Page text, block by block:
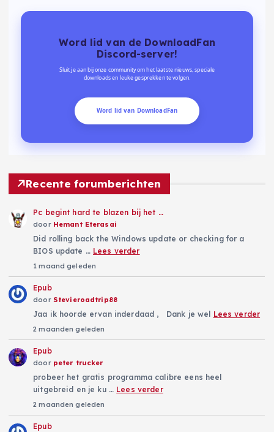
Word lid van de DownloadFan
Discord-server!
Sluit je aan bij onze community om het laatste nieuws, speciale
downloads en leuke gesprekken te volgen.
Word lid van DownloadFan
Recente forumberichten
Pc begint hard te blazen bij het …
door Hemant Eterasai
Did rolling back the Windows update or checking for a
BIOS update … Lees verder
1 maand geleden
Epub
door Stevieroadtrip88
Jaa ik hoorde ervan inderdaad , Dank je wel Lees verder
2 maanden geleden
Epub
door peter trucker
probeer het gratis programma calibre eens heel
uitgebreid en je ku … Lees verder
2 maanden geleden
Epub